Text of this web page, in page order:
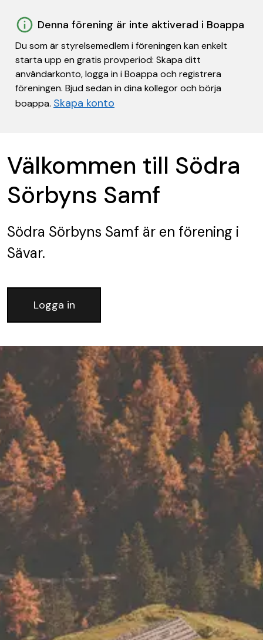
Denna förening är inte aktiverad i Boappa
Du som är styrelsemedlem i föreningen kan enkelt
starta upp en gratis provperiod: Skapa ditt
användarkonto, logga in i Boappa och registrera
föreningen. Bjud sedan in dina kollegor och börja
boappa. Skapa konto
Välkommen till Södra
Sörbyns Samf
Södra Sörbyns Samf är en förening i
Sävar.
Logga in